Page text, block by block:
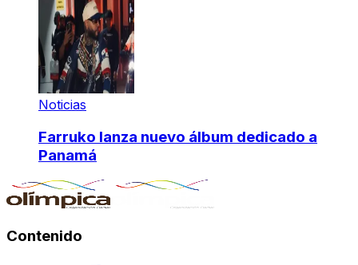
Noticias
Farruko lanza nuevo álbum dedicado a
Panamá
Contenido